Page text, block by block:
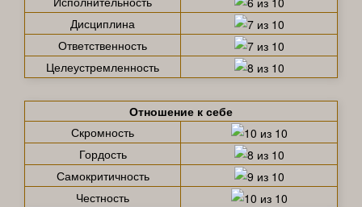
Дисциплина
Ответственность
Целеустремленность
Отношение к себе
Скромность
Гордость
Самокритичность
Честность